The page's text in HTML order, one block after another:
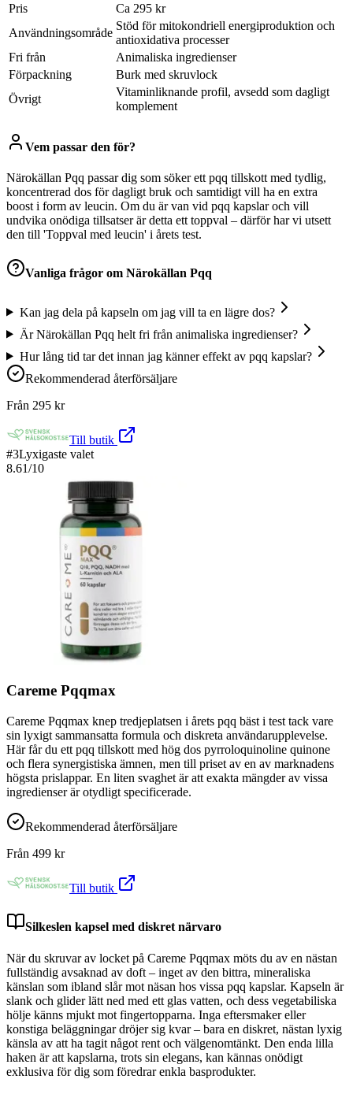
Pris
Ca 295 kr
Användningsområde
Stöd för mitokondriell energiproduktion och
antioxidativa processer
Fri från
Animaliska ingredienser
Förpackning
Burk med skruvlock
Övrigt
Vitaminliknande profil, avsedd som dagligt
komplement
Vem passar den för?
Närokällan Pqq passar dig som söker ett pqq tillskott med tydlig,
koncentrerad dos för dagligt bruk och samtidigt vill ha en extra
boost i form av leucin. Om du är van vid pqq kapslar och vill
undvika onödiga tillsatser är detta ett toppval – därför har vi utsett
den till 'Toppval med leucin' i årets test.
Vanliga frågor om Närokällan Pqq
Kan jag dela på kapseln om jag vill ta en lägre dos?
Är Närokällan Pqq helt fri från animaliska ingredienser?
Hur lång tid tar det innan jag känner effekt av pqq kapslar?
Rekommenderad återförsäljare
Från 295 kr
Till butik
#3Lyxigaste valet
8.61/10
Careme Pqqmax
Careme Pqqmax knep tredjeplatsen i årets pqq bäst i test tack vare
sin lyxigt sammansatta formula och diskreta användarupplevelse.
Här får du ett pqq tillskott med hög dos pyrroloquinoline quinone
och flera synergistiska ämnen, men till priset av en av marknadens
högsta prislappar. En liten svaghet är att exakta mängder av vissa
ingredienser är otydligt specificerade.
Rekommenderad återförsäljare
Från 499 kr
Till butik
Silkeslen kapsel med diskret närvaro
När du skruvar av locket på Careme Pqqmax möts du av en nästan
fullständig avsaknad av doft – inget av den bittra, mineraliska
känslan som ibland slår mot näsan hos vissa pqq kapslar. Kapseln är
slank och glider lätt ned med ett glas vatten, och dess vegetabiliska
hölje känns mjukt mot fingertopparna. Inga eftersmaker eller
konstiga beläggningar dröjer sig kvar – bara en diskret, nästan lyxig
känsla av att ha tagit något rent och välgenomtänkt. Den enda lilla
haken är att kapslarna, trots sin elegans, kan kännas onödigt
exklusiva för dig som föredrar enkla basprodukter.